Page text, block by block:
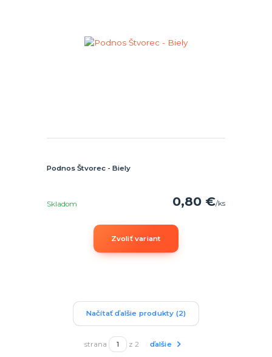
Podnos Štvorec - Biely
0,80 €/ks
Skladom
Zvoliť variant
Načítať ďalšie produkty (2)
strana z 2 ďalšie